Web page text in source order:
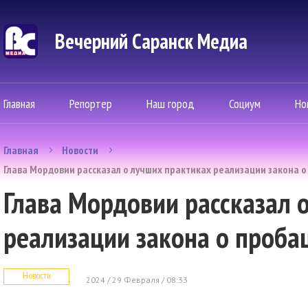
Вечерний Саранск Mедиа
Главная Репортер Наш город Социум
Главная
Новости
Глава Мордовии рассказал о лучших практиках реализации закона
Глава Мордовии рассказал
реализации закона о
Новости 2024 / 29 Февраля / 08:33